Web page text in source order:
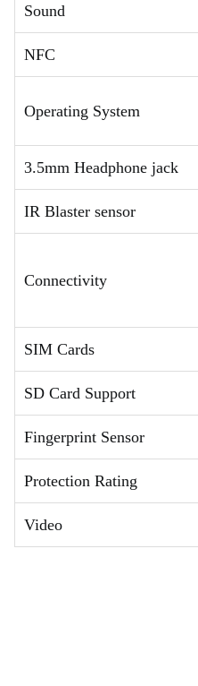
Sound
NFC
Operating System
3.5mm Headphone jack
IR Blaster sensor
Connectivity
SIM Cards
SD Card Support
Fingerprint Sensor
Protection Rating
Video